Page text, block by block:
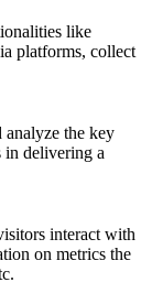
like
platforms, collect
analyze the key
in delivering a
interact with
on metrics the